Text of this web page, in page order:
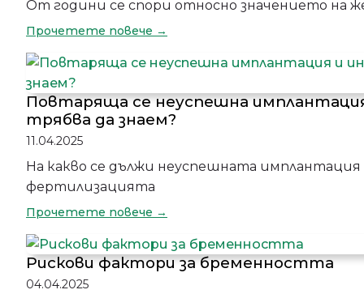
От години се спори относно значението на
Прочетете повече →
Повтаряща се неуспешна
трябва да знаем?
11.04.2025
На какво се дължи неуспешната
фертилизацията
Прочетете повече →
Рискови фактори за бременността
04.04.2025